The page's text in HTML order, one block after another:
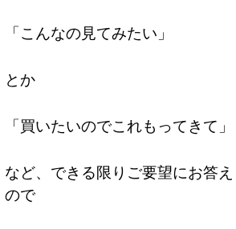
「こんなの見てみたい」
とか
「買いたいのでこれもってきて」
など、できる限りご要望にお答
ので